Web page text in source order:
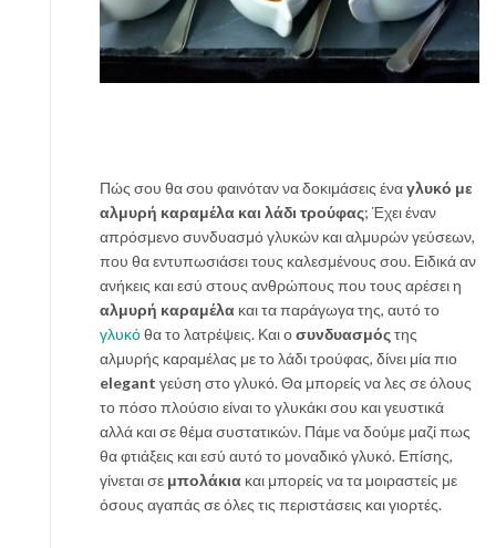
Πώς σου θα σου φαινόταν να δοκιμάσεις έναγλυκό με
αλμυρή καραμέλα και λάδι τρούφας; Έχει έναν
απρόσμενο συνδυασμό γλυκών και αλμυρών γεύσεων,
που θα εντυπωσιάσει τους καλεσμένους σου. Ειδικά αν
ανήκεις και εσύ στους ανθρώπους που τους αρέσει η
αλμυρή καραμέλα και τα παράγωγα της, αυτό το
γλυκόθα το λατρέψεις. Και οσυνδυασμόςτης
αλμυρής καραμέλας με το λάδι τρούφας, δίνει μία πιο
elegant γεύση στο γλυκό. Θα μπορείς να λες σε όλους
το πόσο πλούσιο είναι το γλυκάκι σου και γευστικά
αλλά και σε θέμα συστατικών. Πάμε να δούμε μαζί πως
θα φτιάξεις και εσύ αυτό το μοναδικό γλυκό. Επίσης,
γίνεται σε μπολάκια και μπορείς να τα μοιραστείς με
όσους αγαπάς σε όλες τις περιστάσεις και γιορτές.